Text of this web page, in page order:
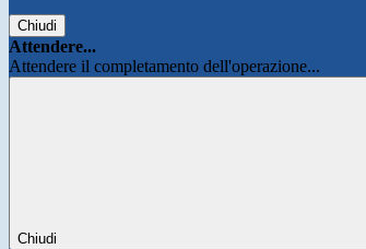
Chiudi
Attendere...
Attendere il completamento dell'operazione...
Chiudi